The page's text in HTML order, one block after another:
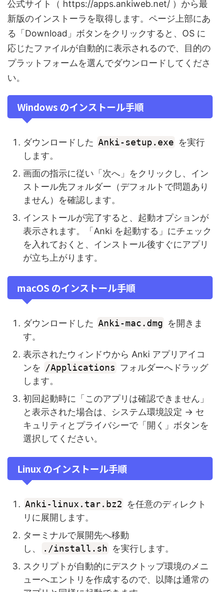
公式サイト（ https://apps.ankiweb.net/ ）から最
新版のインストーラを取得します。ページ上部にあ
る「Download」ボタンをクリックすると、OS に
応じたファイルが自動的に表示されるので、目的の
プラットフォームを選んでダウンロードしてくださ
い。
Windows のインストール手順
ダウンロードした Anki‑setup.exe を実行
します。
画面の指示に従い「次へ」をクリックし、イン
ストール先フォルダー（デフォルトで問題あり
ません）を確認します。
インストールが完了すると、起動オプションが
表示されます。「Anki を起動する」にチェック
を入れておくと、インストール後すぐにアプリ
が立ち上がります。
macOS のインストール手順
ダウンロードした Anki‑mac.dmg を開きま
す。
表示されたウィンドウから Anki アプリアイコ
ンを
/Applications
フォルダーへドラッグ
します。
初回起動時に「このアプリは確認できません」
と表示された場合は、システム環境設定 → セ
キュリティとプライバシーで「開く」ボタンを
選択してください。
Linux のインストール手順
Anki‑linux.tar.bz2 を任意のディレクト
リに展開します。
ターミナルで展開先へ移動
し、
./install.sh を実行します。
スクリプトが自動的にデスクトップ環境のメニ
ューへエントリを作成するので、以降は通常の